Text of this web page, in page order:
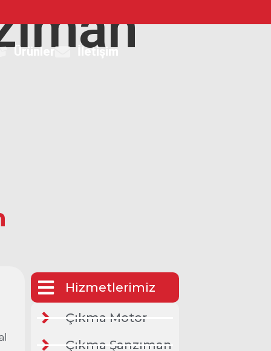
Ürünler İletişim
Hizmetlerimiz
Çıkma Motor
Çıkma Şanzıman